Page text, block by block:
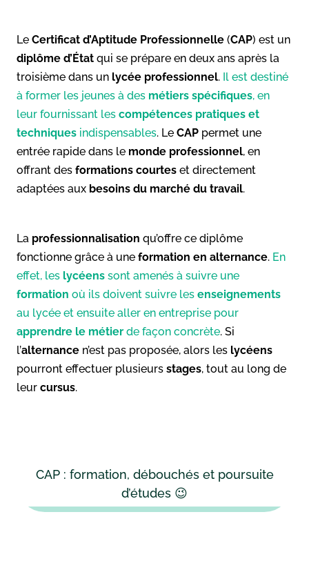
Le Certificat d’Aptitude Professionnelle (CAP) est un
diplôme d’État qui se prépare en deux ans après la
troisième dans un lycée professionnel. Il est destiné
à former les jeunes à des métiers spécifiques, en
leur fournissant les compétences pratiques et
techniques indispensables. Le CAP permet une
entrée rapide dans le monde professionnel, en
offrant des formations courtes et directement
adaptées aux besoins du marché du travail.
La professionnalisation qu’offre ce diplôme
fonctionne grâce à une formation en alternance. En
effet, les lycéens sont amenés à suivre une
formation où ils doivent suivre les enseignements
au lycée et ensuite aller en entreprise pour
apprendre le métier de façon concrète. Si
l’alternance n’est pas proposée, alors les lycéens
pourront effectuer plusieurs stages, tout au long de
leur cursus.
CAP : formation, débouchés et poursuite
d’études 😉